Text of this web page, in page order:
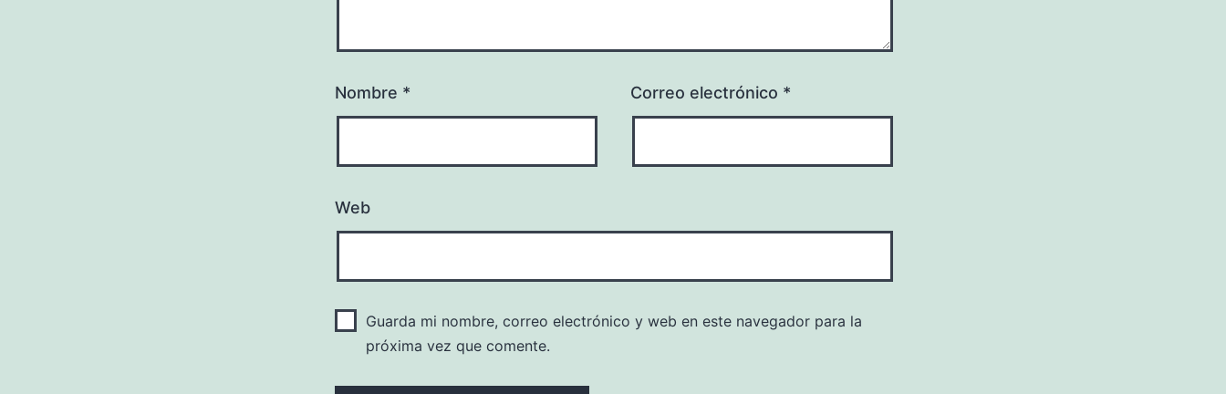
Nombre * Correo electrónico *
Web
Guarda mi nombre, correo electrónico y web en este navegador para la
próxima vez que comente.